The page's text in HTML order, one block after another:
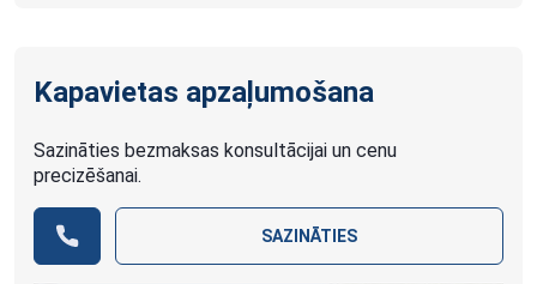
Kapavietas apzaļumošana
Sazināties bezmaksas konsultācijai un cenu
precizēšanai.
SAZINĀTIES